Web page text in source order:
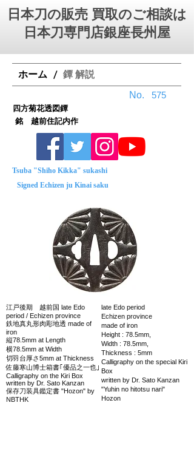
日本刀の販売 買取のご相談は
日本刀専門店銀座⻑州屋
ホーム / 鐔 解説
No.
銘 越前住記内作
Tsuba "Shiho Kikka" sukashi
Signed Echizen ju Kinai saku
江戸後期 越前国 late Edo
period / Echizen province
鉄地真丸形肉彫地透 made of
iron
縦78.5mm at Length
横78.5mm at Width
切羽台厚さ5mm at Thickness
佐藤寒山博士箱書｢優品之一也｣
Calligraphy on the Kiri Box
written by Dr. Sato Kanzan
保存刀装具鑑定書 "Hozon" by
NBTHK
late Edo period
Echizen province
made of iron
Height : 78.5mm,
Width : 78.5mm,
Thickness : 5mm
Calligraphy on the special Kiri
Box
written by Dr. Sato Kanzan
"Yuhin no hitotsu nari"
Hozon
四方菊花透図鐔
575